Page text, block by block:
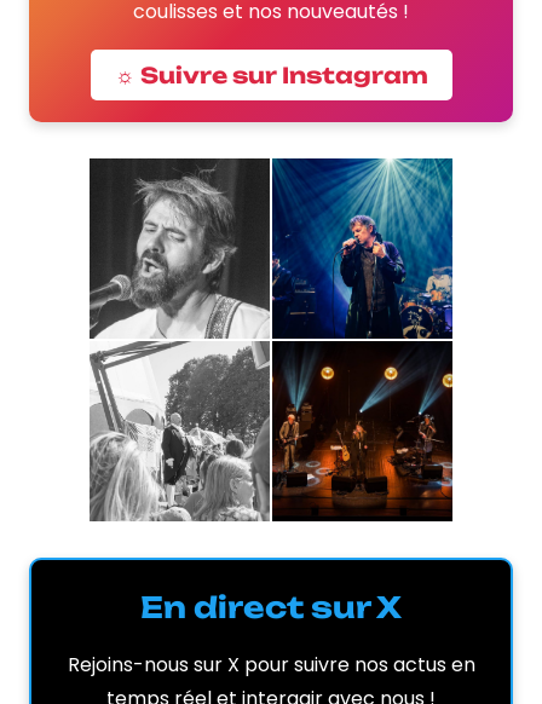
coulisses et nos nouveautés !
☼ Suivre sur Instagram
En direct sur X
Rejoins-nous sur X pour suivre nos actus en